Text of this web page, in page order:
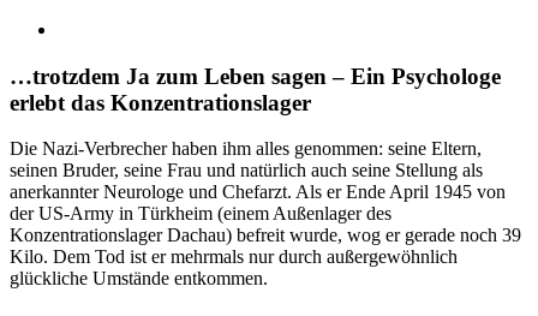
Bild
…trotzdem Ja zum Leben sagen – Ein Psychologe
erlebt das Konzentrationslager
Die Nazi-Verbrecher haben ihm alles genommen: seine Eltern,
seinen Bruder, seine Frau und natürlich auch seine Stellung als
anerkannter Neurologe und Chefarzt. Als er Ende April 1945 von
der US-Army in Türkheim (einem Außenlager des
Konzentrationslager Dachau) befreit wurde, wog er gerade noch 39
Kilo. Dem Tod ist er mehrmals nur durch außergewöhnlich
glückliche Umstände entkommen.